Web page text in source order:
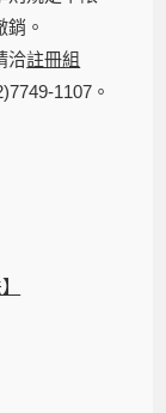
。
洽註冊組
1107。